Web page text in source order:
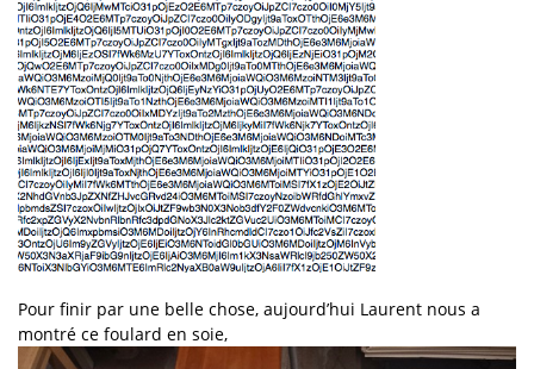
Pour finir par une belle chose, aujourd’hui Laurent nous a
montré ce foulard en soie,